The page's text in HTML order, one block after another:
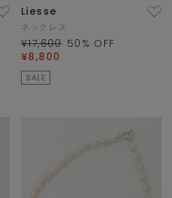
Liesse
ネックレス
¥17,600 50 % OFF
¥8,800
SALE